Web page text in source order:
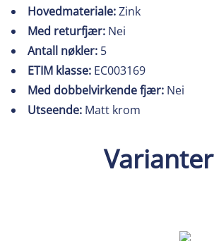
Hovedmateriale:Zink
Med returfjær: Nei
Antall nøkler: 5
ETIM klasse: EC003169
Med dobbelvirkende fjær: Nei
Utseende: Matt krom
Varianter